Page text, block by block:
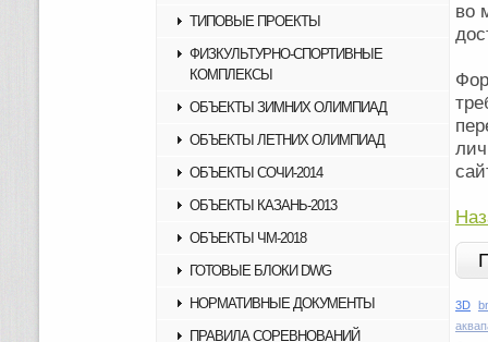
ТИПОВЫЕ ПРОЕКТЫ
ФИЗКУЛЬТУРНО-СПОРТИВНЫЕ
КОМПЛЕКСЫ
ОБЪЕКТЫ ЗИМНИХ ОЛИМПИАД
ОБЪЕКТЫ ЛЕТНИХ ОЛИМПИАД
ОБЪЕКТЫ СОЧИ-2014
ОБЪЕКТЫ КАЗАНЬ-2013
ОБЪЕКТЫ ЧМ-2018
ГОТОВЫЕ БЛОКИ DWG
НОРМАТИВНЫЕ ДОКУМЕНТЫ
ПРАВИЛА СОРЕВНОВАНИЙ
во
3D